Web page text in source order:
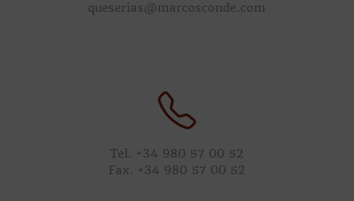
queserias@marcosconde.com
Tel. +34 980 57 00 52
Fax. +34 980 57 00 52